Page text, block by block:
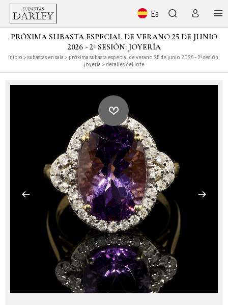
Es
PRÓXIMA SUBASTA ESPECIAL DE VERANO 25 DE JUNIO
2026 - 2ª SESIÓN: JOYERÍA
inicio > subastas en sala > próxima subasta especial de verano 25 de junio 2026 - 2ª sesión:
joyería > detalles del lote